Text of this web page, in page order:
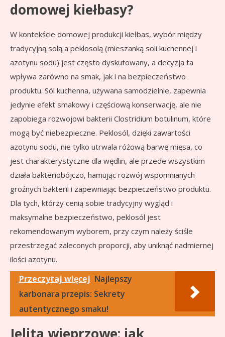
domowej kiełbasy?
W kontekście domowej produkcji kiełbas, wybór między
tradycyjną solą a peklosolą (mieszanką soli kuchennej i
azotynu sodu) jest często dyskutowany, a decyzja ta
wpływa zarówno na smak, jak i na bezpieczeństwo
produktu. Sól kuchenna, używana samodzielnie, zapewnia
jedynie efekt smakowy i częściową konserwację, ale nie
zapobiega rozwojowi bakterii Clostridium botulinum, które
mogą być niebezpieczne. Peklosól, dzięki zawartości
azotynu sodu, nie tylko utrwala różową barwę mięsa, co
jest charakterystyczne dla wędlin, ale przede wszystkim
działa bakteriobójczo, hamując rozwój wspomnianych
groźnych bakterii i zapewniając bezpieczeństwo produktu.
Dla tych, którzy cenią sobie tradycyjny wygląd i
maksymalne bezpieczeństwo, peklosól jest
rekomendowanym wyborem, przy czym należy ściśle
przestrzegać zaleconych proporcji, aby uniknąć nadmiernej
ilości azotynu.
Przeczytaj więcej Najlepszy
karbonara przepis: Sekrety
autentycznego smaku!